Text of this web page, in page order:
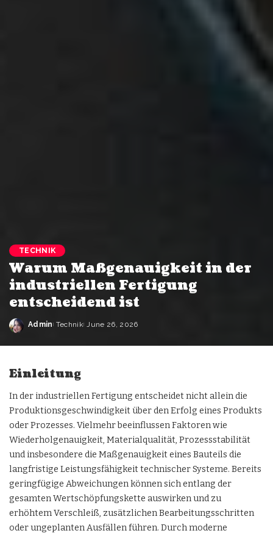
TECHNIK
Warum Maßgenauigkeit in der
industriellen Fertigung
entscheidend ist
Admin Technik June 26, 2026
Einleitung
In der industriellen Fertigung entscheidet nicht allein die
Produktionsgeschwindigkeit über den Erfolg eines Produkts
oder Prozesses. Vielmehr beeinflussen Faktoren wie
Wiederholgenauigkeit, Materialqualität, Prozessstabilität
und insbesondere die Maßgenauigkeit eines Bauteils die
langfristige Leistungsfähigkeit technischer Systeme. Bereits
geringfügige Abweichungen können sich entlang der
gesamten Wertschöpfungskette auswirken und zu
erhöhtem Verschleiß, zusätzlichen Bearbeitungsschritten
oder ungeplanten Ausfällen führen. Durch moderne